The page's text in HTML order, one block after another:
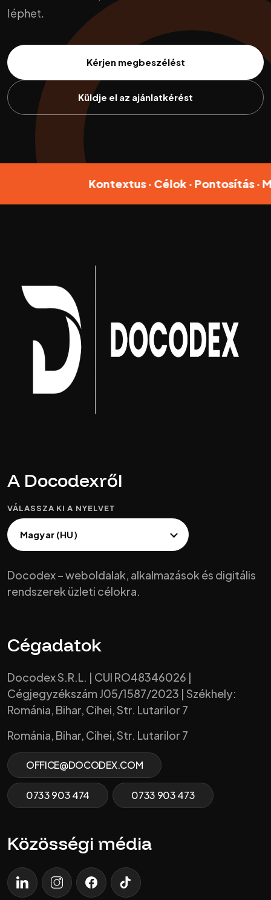
léphet.
Kérjen megbeszélést
Küldje el az ajánlatkérést
Kontextus · Célok · Pontosítás ·
A Docodexről
VÁLASSZA KI A NYELVET
Docodex – weboldalak, alkalmazások és digitális
rendszerek üzleti célokra.
Cégadatok
Docodex S.R.L. | CUI RO48346026 |
Cégjegyzékszám J05/1587/2023 | Székhely:
Románia, Bihar, Cihei, Str. Lutarilor 7
Románia, Bihar, Cihei, Str. Lutarilor 7
OFFICE@DOCODEX.COM
0733 903 474 0733 903 473
Közösségi média
LinkedInInstagramFacebookTikTok